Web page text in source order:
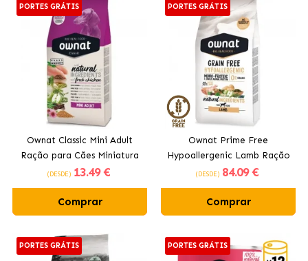
PORTES GRÁTIS
Ownat Classic Mini Adult
Ração para Cães Miniatura
Adultos com Frango
(DESDE) 13.49 €
Comprar
PORTES GRÁTIS
Ownat Prime Free
Hypoallergenic Lamb Ração
para Cães com Cordeiro
(DESDE) 84.09 €
Comprar
PORTES GRÁTIS PORTES GRÁTIS